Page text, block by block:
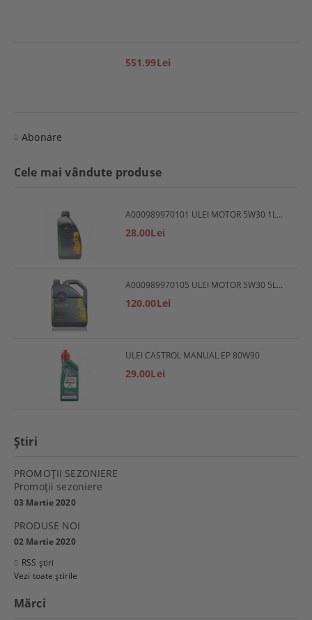
551.99Lei
Abonare
Cele mai vândute produse
A000989970101 ULEI MOTOR 5W30 1L MERCEDES
28.00Lei
A000989970105 ULEI MOTOR 5W30 5L MERCEDES
120.00Lei
ULEI CASTROL MANUAL EP 80W90
29.00Lei
Ştiri
PROMOŢII SEZONIERE
Promoţii sezoniere
03 Martie 2020
PRODUSE NOI
02 Martie 2020
RSS știri
Vezi toate știrile
Mărci